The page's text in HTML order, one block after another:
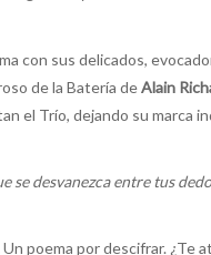
con sus delicados,
de la Batería deAlain
el Trío, dejando su marca
se desvanezca entre tus
poema por descifrar. ¿Te